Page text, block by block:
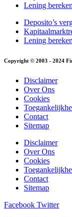
Lening
Deposito’s
Lening
Copyright © 2003 - 2024
Disclaimer
Over Ons
Cookies
Contact
Sitemap
Disclaimer
Over Ons
Cookies
Contact
Sitemap
Facebook Twitter